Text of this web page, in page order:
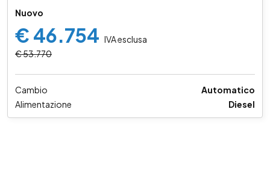
Nuovo
€ 46.754 IVA esclusa
€ 53.770
Cambio
Automatico
Alimentazione
Diesel